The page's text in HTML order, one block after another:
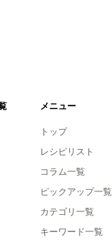
メニュー
トップ
レシピリスト
コラム一覧
ピックアップ一覧
カテゴリ一覧
キーワード一覧